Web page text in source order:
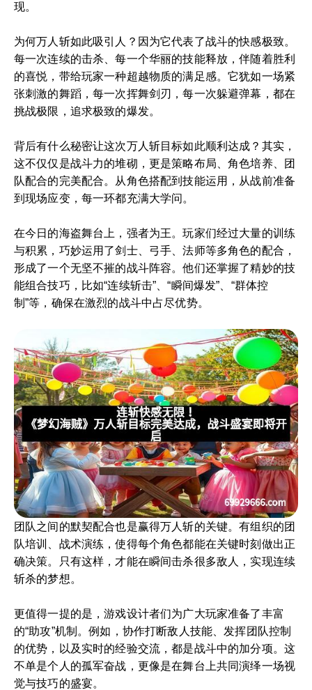
现。
为何万人斩如此吸引人？因为它代表了战斗的快感极致。
每一次连续的击杀、每一个华丽的技能释放，伴随着胜利
的喜悦，带给玩家一种超越物质的满足感。它犹如一场紧
张刺激的舞蹈，每一次挥舞剑刃，每一次躲避弹幕，都在
挑战极限，追求极致的爆发。
背后有什么秘密让这次万人斩目标如此顺利达成？其实，
这不仅仅是战斗力的堆砌，更是策略布局、角色培养、团
队配合的完美配合。从角色搭配到技能运用，从战前准备
到现场应变，每一环都充满大学问。
在今日的海盗舞台上，强者为王。玩家们经过大量的训练
与积累，巧妙运用了剑士、弓手、法师等多角色的配合，
形成了一个无坚不摧的战斗阵容。他们还掌握了精妙的技
能组合技巧，比如“连续斩击”、“瞬间爆发”、“群体控
制”等，确保在激烈的战斗中占尽优势。
团队之间的默契配合也是赢得万人斩的关键。有组织的团
队培训、战术演练，使得每个角色都能在关键时刻做出正
确决策。只有这样，才能在瞬间击杀很多敌人，实现连续
斩杀的梦想。
更值得一提的是，游戏设计者们为广大玩家准备了丰富
的“助攻”机制。例如，协作打断敌人技能、发挥团队控制
的优势，以及实时的经验交流，都是战斗中的加分项。这
不单是个人的孤军奋战，更像是在舞台上共同演绎一场视
觉与技巧的盛宴。